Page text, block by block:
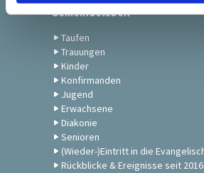
Gemeindeleben
Taufen
Trauungen
Kinder
Konfirmanden
Jugend
Erwachsene
Diakonie
Senioren
(Wieder-)Eintritt in die
Rückblicke & Ereignisse seit 2016